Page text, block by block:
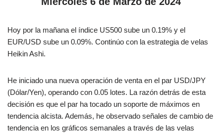
Hoy por la mañana el índice US500 sube un 0.19% y el
EUR/USD sube un 0.09%. Continúo con la estrategia de velas
Heikin Ashi.
He iniciado una nueva operación de venta en el par USD/JPY
(Dólar/Yen), operando con 0.05 lotes. La razón detrás de esta
decisión es que el par ha tocado un soporte de máximos en
tendencia alcista. Además, he observado señales de cambio de
tendencia en los gráficos semanales a través de las velas